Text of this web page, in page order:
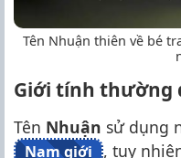
Tên Nhuận thiên về bé
Giới tính thường
Tên Nhuận sử dụng
Nam giới
, tuy